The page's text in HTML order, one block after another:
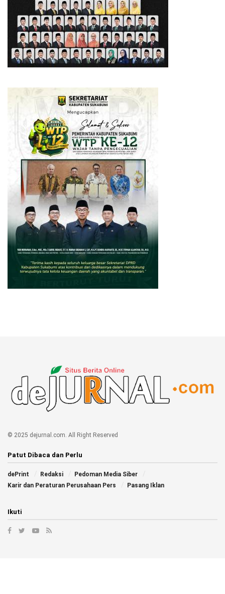
© 2025 dejurnal.com. All Right Reserved
Patut Dibaca dan Perlu
dePrint Redaksi
Pedoman Media Siber
Karir dan Peraturan Perusahaan Pers
Pasang Iklan
Ikuti